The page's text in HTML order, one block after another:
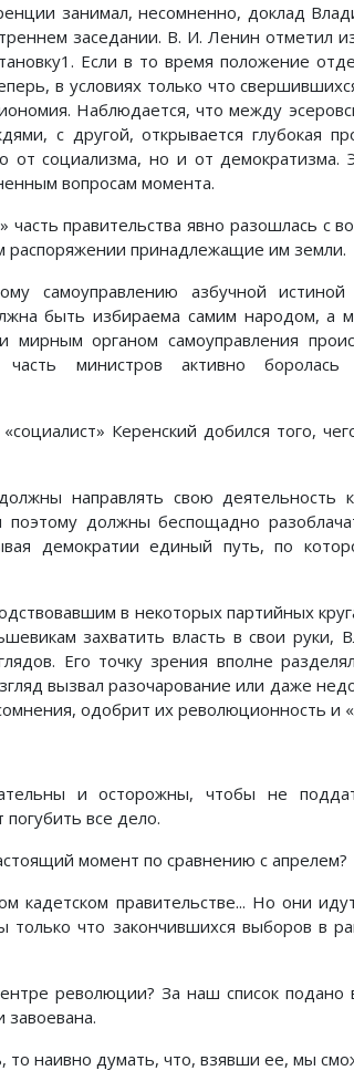
занимал, несомненно, доклад
заседании. В. И. Ленин отметил
Если в то время положение
в условиях только что
Наблюдается, что между
с другой, открывается глубокая
от социализма, но и от
вопросам момента.
часть правительства явно разошлась с
распоряжении принадлежащие им земли.
самоуправлению азбучной истиной
быть избираема самим народом, а
органом самоуправления
часть министров активно боролась
Керенский добился того,
направлять свою деятельность к
поэтому должны беспощадно
демократии единый путь, по
в некоторых партийных
захватить власть в свои руки,
Его точку зрения вполне
вызвал разочарование или даже
одобрит их революционность и
и осторожны, чтобы не
все дело.
момент по сравнению с апрелем?
кадетском правительстве... Но они
только что закончившихся выборов в
революции? За наш список подано
то наивно думать, что, взявши ее, мы